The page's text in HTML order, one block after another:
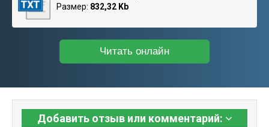
Размер: 832,32 Kb
Читать онлайн
Добавить отзыв или комментарий: